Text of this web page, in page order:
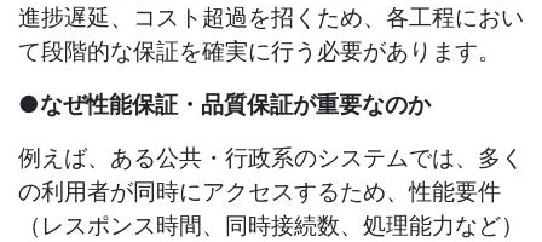
進捗遅延、コスト超過を招くため、各工程におい
て段階的な保証を確実に行う必要があります。
●なぜ性能保証・品質保証が重要なのか
例えば、ある公共・行政系のシステムでは、多く
の利用者が同時にアクセスするため、性能要件
（レスポンス時間、同時接続数、処理能力など）